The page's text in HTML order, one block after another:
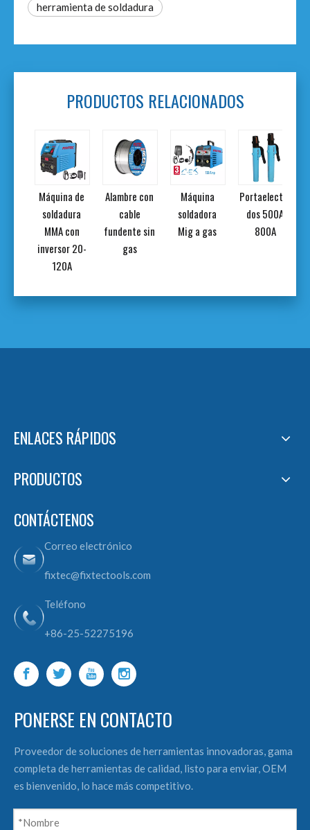
herramienta de soldadura
PRODUCTOS RELACIONADOS
Máquina de
soldadura
MMA con
inversor 20-
120A
Alambre con
cable
fundente sin
gas
Máquina
soldadora
Mig a gas
Portaelectro
dos 500A
800A
ENLACES RÁPIDOS
PRODUCTOS
CONTÁCTENOS
Correo electrónico
fixtec@fixtectools.com
Teléfono
+86-25-52275196
PONERSE EN CONTACTO
Proveedor de soluciones de herramientas innovadoras, gama
completa de herramientas de calidad, listo para enviar, OEM
es bienvenido, lo hace más competitivo.